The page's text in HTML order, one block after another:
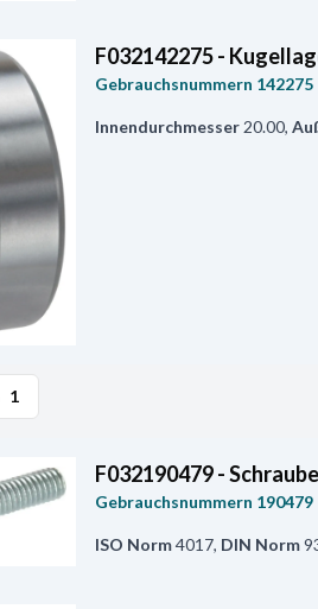
F032142275 -
Gebrauchsnummern 142275
Innendurchmesser 20.00,
1
F032190479 - Schraube
Gebrauchsnummern 190479
ISO Norm4017, DIN Norm